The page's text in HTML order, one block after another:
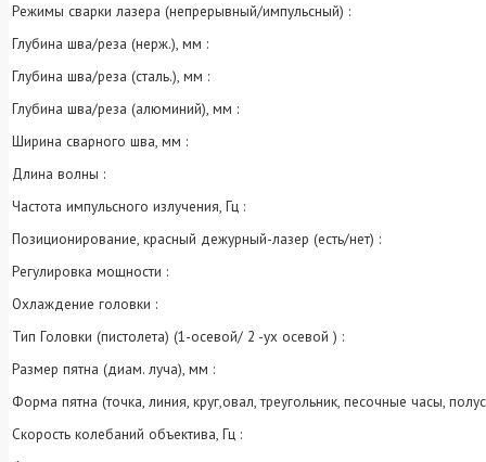
Режимы сварки лазера (непрерывный/импульсный) :
Глубина шва/реза (нерж.), мм :
Глубина шва/реза (сталь.), мм :
Глубина шва/реза (алюминий), мм :
Ширина сварного шва, мм :
Длина волны :
Частота импульсного излучения, Гц :
Позиционирование, красный дежурный-лазер (есть/нет) :
Регулировка мощности :
Охлаждение головки :
Тип Головки (пистолета) (1-осевой/ 2 -ух осевой ) :
Размер пятна (диам. луча), мм :
Форма пятна (точка, линия, круг,овал, треугольник, песочные часы,
Скорость колебаний объектива, Гц :